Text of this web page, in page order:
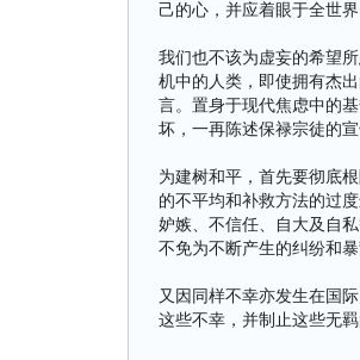
己的心，并应着眼于全世
我们也不该为虚妄的希望
机中的人类，即使拥有杰
言。置身于现代焦虑中的
坏，一再陈述保禄宗徒的
为建树和平，首先要彻底
的不平均和补救方法的过
妒嫉、不信任、自大及自
不免为不断产生的纠纷和暴
又因同样不幸亦发生在国
这些不幸，并制止这些无